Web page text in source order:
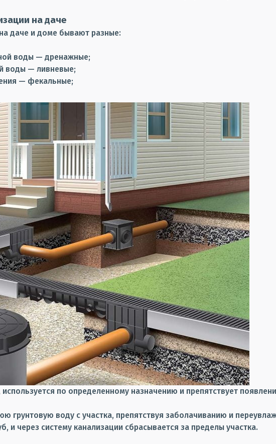
на даче
даче и доме бывают разные:
воды — дренажные;
воды — ливневые;
— фекальные;
по определенному назначению и препятствует
грунтовую воду с участка, препятствуя заболачиванию и
и через систему канализации сбрасывается за пределы участка.